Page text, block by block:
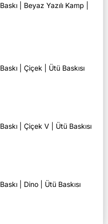
| Beyaz Yazılı Kamp |
| Çiçek | Ütü Baskısı
| Çiçek V | Ütü Baskısı
| Dino | Ütü Baskısı